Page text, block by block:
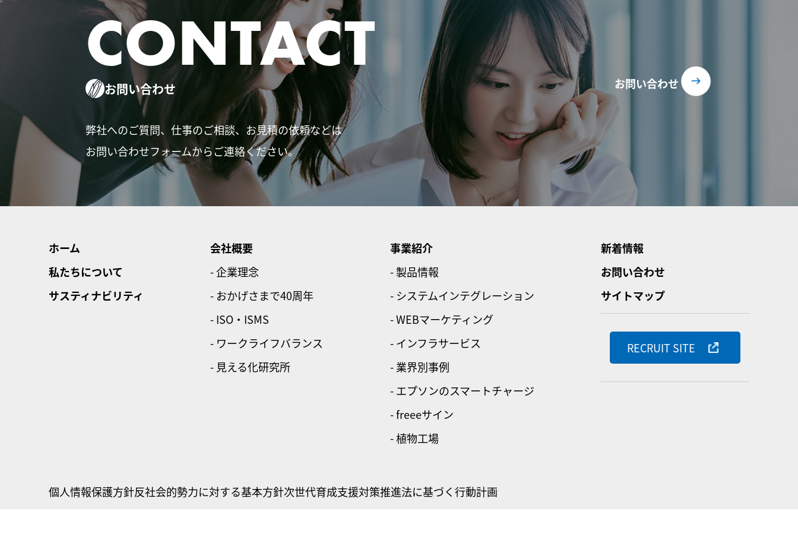
CONTACT
お問い合わせ
弊社へのご質問、仕事のご相談、お見積の依頼などは
お問い合わせフォームからご連絡ください。
お問い合わせ
ホーム
私たちについて
サスティナビリティ
会社概要
- 企業理念
- おかげさまで40周年
- ISO・ISMS
- ワークライフバランス
- 見える化研究所
事業紹介
- 製品情報
- システムインテグレーション
- WEBマーケティング
- インフラサービス
- 業界別事例
- エプソンのスマートチャージ
- freeeサイン
- 植物工場
新着情報
お問い合わせ
サイトマップ
RECRUIT SITE
個人情報保護方針反社会的勢力に対する基本方針次世代育成支援対策推進法に基づく行動計画